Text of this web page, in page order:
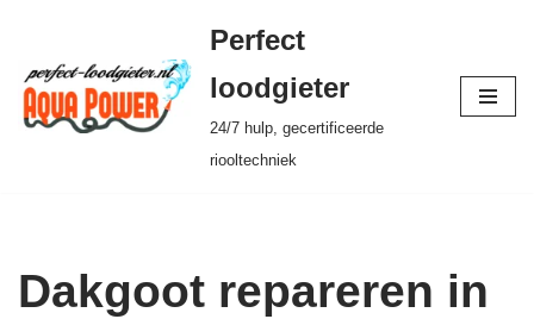
Ga
naar
de
Perfect
loodgieter
24/7 hulp, gecertificeerde
riooltechniek
Dakgoot repareren in